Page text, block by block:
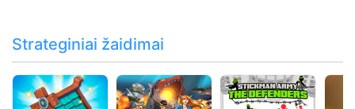
Strateginiai žaidimai